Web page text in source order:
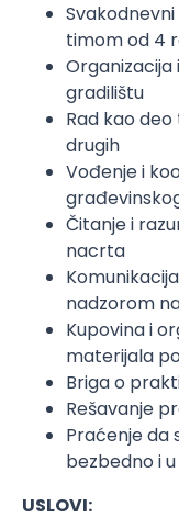
timom od 4
gradilištu
Rad kao
drugih
Vođenje i
Čitanje i
nacrta
nadzorom
Kupovina i
materijala
Briga o
Rešavanje
Praćenje da
bezbedno i
USLOVI: